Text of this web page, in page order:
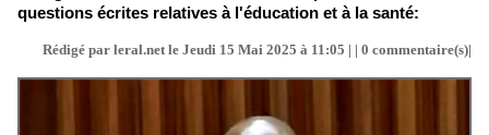
questions écrites relatives à l'éducation et à la santé:
Rédigé par leral.net le Jeudi 15 Mai 2025 à 11:05 | | 0 commentaire(s)|